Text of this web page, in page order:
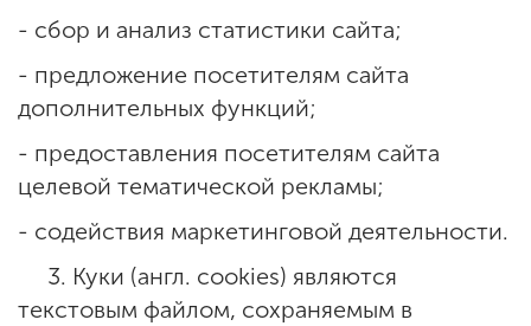
- сбор и анализ статистики сайта;
- предложение посетителям сайта
дополнительных функций;
- предоставления посетителям сайта
целевой тематической рекламы;
- содействия маркетинговой деятельности.
3. Куки (англ. cookies) являются
текстовым файлом, сохраняемым в